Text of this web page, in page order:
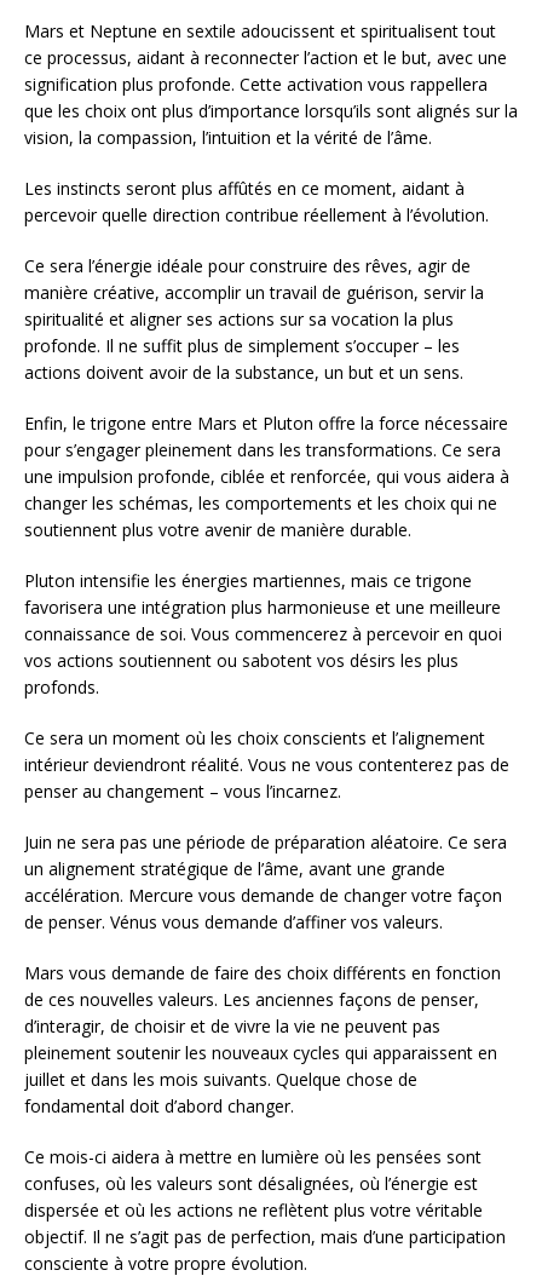
Mars et Neptune en sextile adoucissent et spiritualisent tout
ce processus, aidant à reconnecter l’action et le but, avec une
signification plus profonde. Cette activation vous rappellera
que les choix ont plus d’importance lorsqu’ils sont alignés sur la
vision, la compassion, l’intuition et la vérité de l’âme.
Les instincts seront plus affûtés en ce moment, aidant à
percevoir quelle direction contribue réellement à l’évolution.
Ce sera l’énergie idéale pour construire des rêves, agir de
manière créative, accomplir un travail de guérison, servir la
spiritualité et aligner ses actions sur sa vocation la plus
profonde. Il ne suffit plus de simplement s’occuper – les
actions doivent avoir de la substance, un but et un sens.
Enfin, le trigone entre Mars et Pluton offre la force nécessaire
pour s’engager pleinement dans les transformations. Ce sera
une impulsion profonde, ciblée et renforcée, qui vous aidera à
changer les schémas, les comportements et les choix qui ne
soutiennent plus votre avenir de manière durable.
Pluton intensifie les énergies martiennes, mais ce trigone
favorisera une intégration plus harmonieuse et une meilleure
connaissance de soi. Vous commencerez à percevoir en quoi
vos actions soutiennent ou sabotent vos désirs les plus
profonds.
Ce sera un moment où les choix conscients et l’alignement
intérieur deviendront réalité. Vous ne vous contenterez pas de
penser au changement – vous l’incarnez.
Juin ne sera pas une période de préparation aléatoire. Ce sera
un alignement stratégique de l’âme, avant une grande
accélération. Mercure vous demande de changer votre façon
de penser. Vénus vous demande d’affiner vos valeurs.
Mars vous demande de faire des choix différents en fonction
de ces nouvelles valeurs. Les anciennes façons de penser,
d’interagir, de choisir et de vivre la vie ne peuvent pas
pleinement soutenir les nouveaux cycles qui apparaissent en
juillet et dans les mois suivants. Quelque chose de
fondamental doit d’abord changer.
Ce mois-ci aidera à mettre en lumière où les pensées sont
confuses, où les valeurs sont désalignées, où l’énergie est
dispersée et où les actions ne reflètent plus votre véritable
objectif. Il ne s’agit pas de perfection, mais d’une participation
consciente à votre propre évolution.